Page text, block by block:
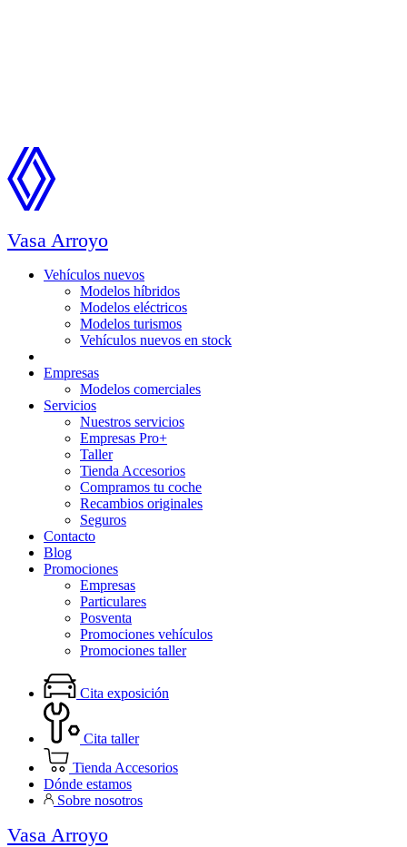
Vasa Arroyo
Vehículos nuevos
Modelos híbridos
Modelos eléctricos
Modelos turismos
Vehículos nuevos en stock
Empresas
Modelos comerciales
Servicios
Nuestros servicios
Empresas Pro+
Taller
Tienda Accesorios
Compramos tu coche
Recambios originales
Seguros
Contacto
Blog
Promociones
Empresas
Particulares
Posventa
Promociones vehículos
Promociones taller
Cita exposición
Cita taller
Tienda Accesorios
Dónde estamos
Sobre nosotros
Vasa Arroyo